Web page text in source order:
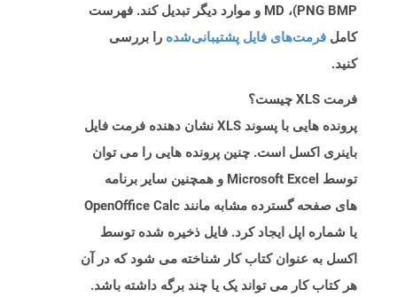
PNG BMP)، MD و موارد دیگر تبدیل کند. فهرست
کامل فرمت‌های فایل پشتیبانی‌شده را بررسی
کنید.
فرمت XLS چیست؟
پرونده هایی با پسوند XLS نشان دهنده فرمت فایل
باینری اکسل است. چنین پرونده هایی را می توان
توسط Microsoft Excel و همچنین سایر برنامه
های صفحه گسترده مشابه مانند OpenOffice Calc
یا شماره اپل ایجاد کرد. فایل ذخیره شده توسط
اکسل به عنوان کتاب کار شناخته می شود که در آن
هر کتاب کار می تواند یک یا چند برگه داشته باشد.